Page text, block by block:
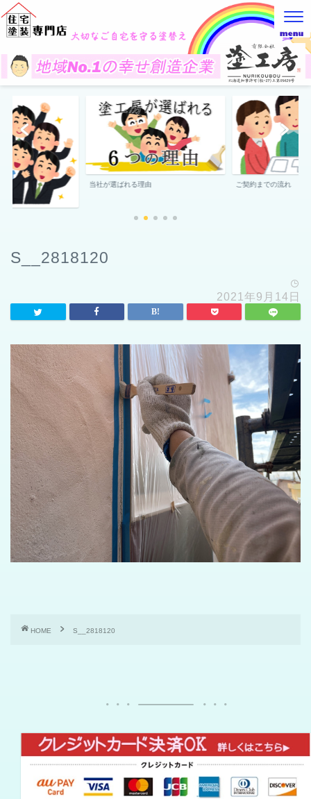
当社が選ばれる理由 ご契約までの流れ
S__2818120
2021年9月14日
HOME S__2818120